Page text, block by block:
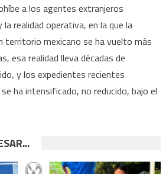
a los agentes extranjeros
realidad operativa, en la que la
territorio mexicano se ha vuelto más
esa realidad lleva décadas de
y los expedientes recientes
ha intensificado, no reducido, bajo el